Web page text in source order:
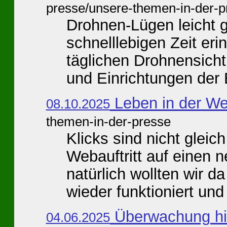
presse/unsere-themen-in-der-
Drohnen-Lügen leicht
schnelllebigen Zeit
täglichen
und Einrichtungen der
08.10.2025Leben in der
themen-in-der-presse
Klicks sind nicht
Webauftritt auf einen
natürlich wollten wir
wieder funktioniert
04.06.2025Überwachung